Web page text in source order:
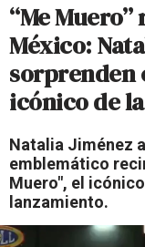
“Me
México:
sorprenden
icónico de
Natalia Jiménez
emblemático
Muero", el
lanzamiento.